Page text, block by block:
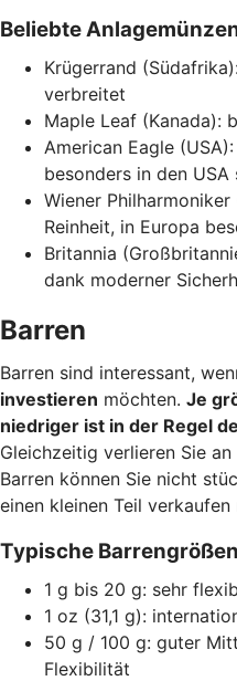
Beliebte
Krügerrand
verbreitet
Maple Leaf (Kanada):
American Eagle
besonders in den
Wiener
Reinheit, in Europa
Britannia
dank moderner
Barren
Barren sind interessant,
investieren möchten. Je
niedriger ist in der Regel
Gleichzeitig verlieren Sie
Barren können Sie nicht
einen kleinen Teil verkaufen
Typische
1 g bis 20 g: sehr
1 oz (31,1 g):
50 g / 100 g: guter
Flexibilität